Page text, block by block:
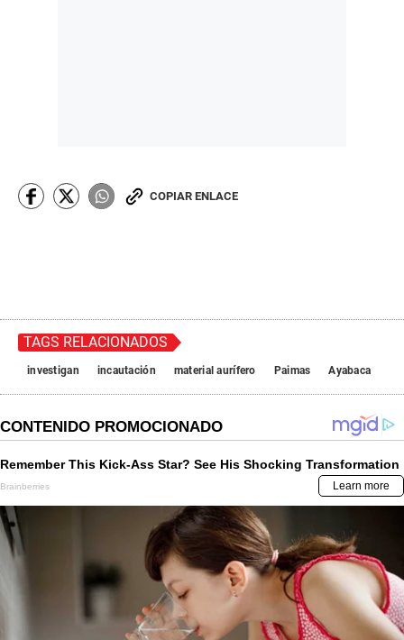
COPIAR ENLACE
TAGS RELACIONADOS
investigan incautación material aurífero Paimas Ayabaca